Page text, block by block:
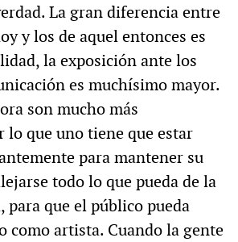
La gran diferencia entre
y los de aquel entonces es
la exposición ante los
es muchísimo mayor.
son mucho más
lo que uno tiene que estar
para mantener su
todo lo que pueda de la
para que el público pueda
como artista. Cuando la gente